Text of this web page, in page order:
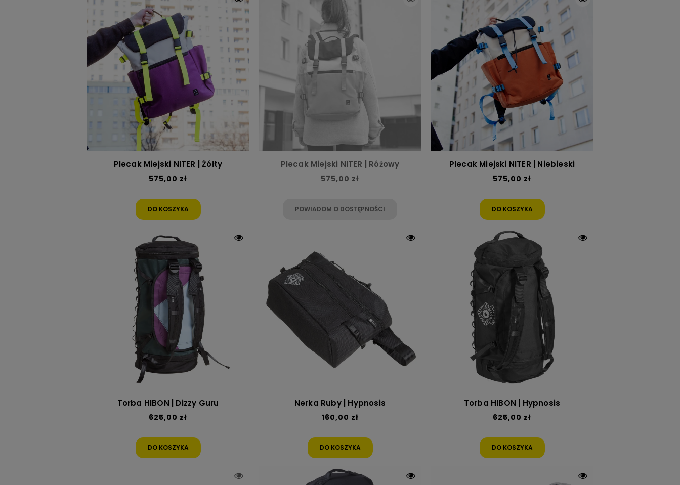
Plecak Miejski NITER | Żółty
575,00 zł
DO KOSZYKA
Plecak Miejski NITER | Różowy
575,00 zł
POWIADOM O DOSTĘPNOŚCI
Plecak Miejski NITER | Niebieski
575,00 zł
DO KOSZYKA
Torba HIBON | Dizzy Guru
625,00 zł
DO KOSZYKA
Nerka Ruby | Hypnosis
160,00 zł
DO KOSZYKA
Torba HIBON | Hypnosis
625,00 zł
DO KOSZYKA